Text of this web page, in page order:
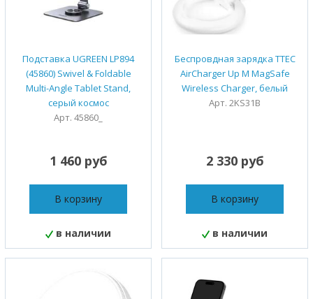
Подставка UGREEN LP894
(45860) Swivel & Foldable
Multi-Angle Tablet Stand,
серый космос
Арт. 45860_
1 460 руб
В корзину
в наличии
Беспровдная зарядка TTEC
AirCharger Up M MagSafe
Wireless Charger, белый
Арт. 2KS31B
2 330 руб
В корзину
в наличии